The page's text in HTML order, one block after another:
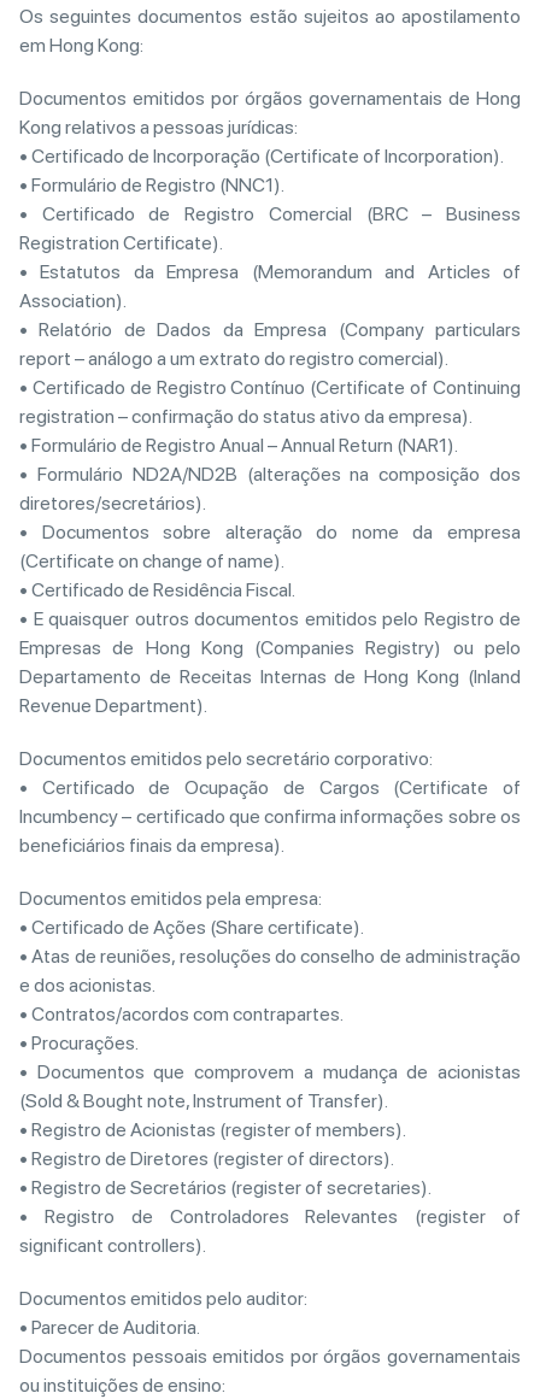
Os seguintes documentos estão sujeitos ao apostilamento
em Hong Kong:
Documentos emitidos por órgãos governamentais de Hong
Kong relativos a pessoas jurídicas:
• Certificado de Incorporação (Certificate of Incorporation).
• Formulário de Registro (NNC1).
• Certificado de Registro Comercial (BRC – Business
Registration Certificate).
• Estatutos da Empresa (Memorandum and Articles of
Association).
• Relatório de Dados da Empresa (Company particulars
report – análogo a um extrato do registro comercial).
• Certificado de Registro Contínuo (Certificate of Continuing
registration – confirmação do status ativo da empresa).
• Formulário de Registro Anual – Annual Return (NAR1).
• Formulário ND2A/ND2B (alterações na composição dos
diretores/secretários).
• Documentos sobre alteração do nome da empresa
(Certificate on change of name).
• Certificado de Residência Fiscal.
• E quaisquer outros documentos emitidos pelo Registro de
Empresas de Hong Kong (Companies Registry) ou pelo
Departamento de Receitas Internas de Hong Kong (Inland
Revenue Department).
Documentos emitidos pelo secretário corporativo:
• Certificado de Ocupação de Cargos (Certificate of
Incumbency – certificado que confirma informações sobre os
beneficiários finais da empresa).
Documentos emitidos pela empresa:
• Certificado de Ações (Share certificate).
• Atas de reuniões, resoluções do conselho de administração
e dos acionistas.
• Contratos/acordos com contrapartes.
• Procurações.
• Documentos que comprovem a mudança de acionistas
(Sold & Bought note, Instrument of Transfer).
• Registro de Acionistas (register of members).
• Registro de Diretores (register of directors).
• Registro de Secretários (register of secretaries).
• Registro de Controladores Relevantes (register of
significant controllers).
Documentos emitidos pelo auditor:
• Parecer de Auditoria.
Documentos pessoais emitidos por órgãos governamentais
ou instituições de ensino: